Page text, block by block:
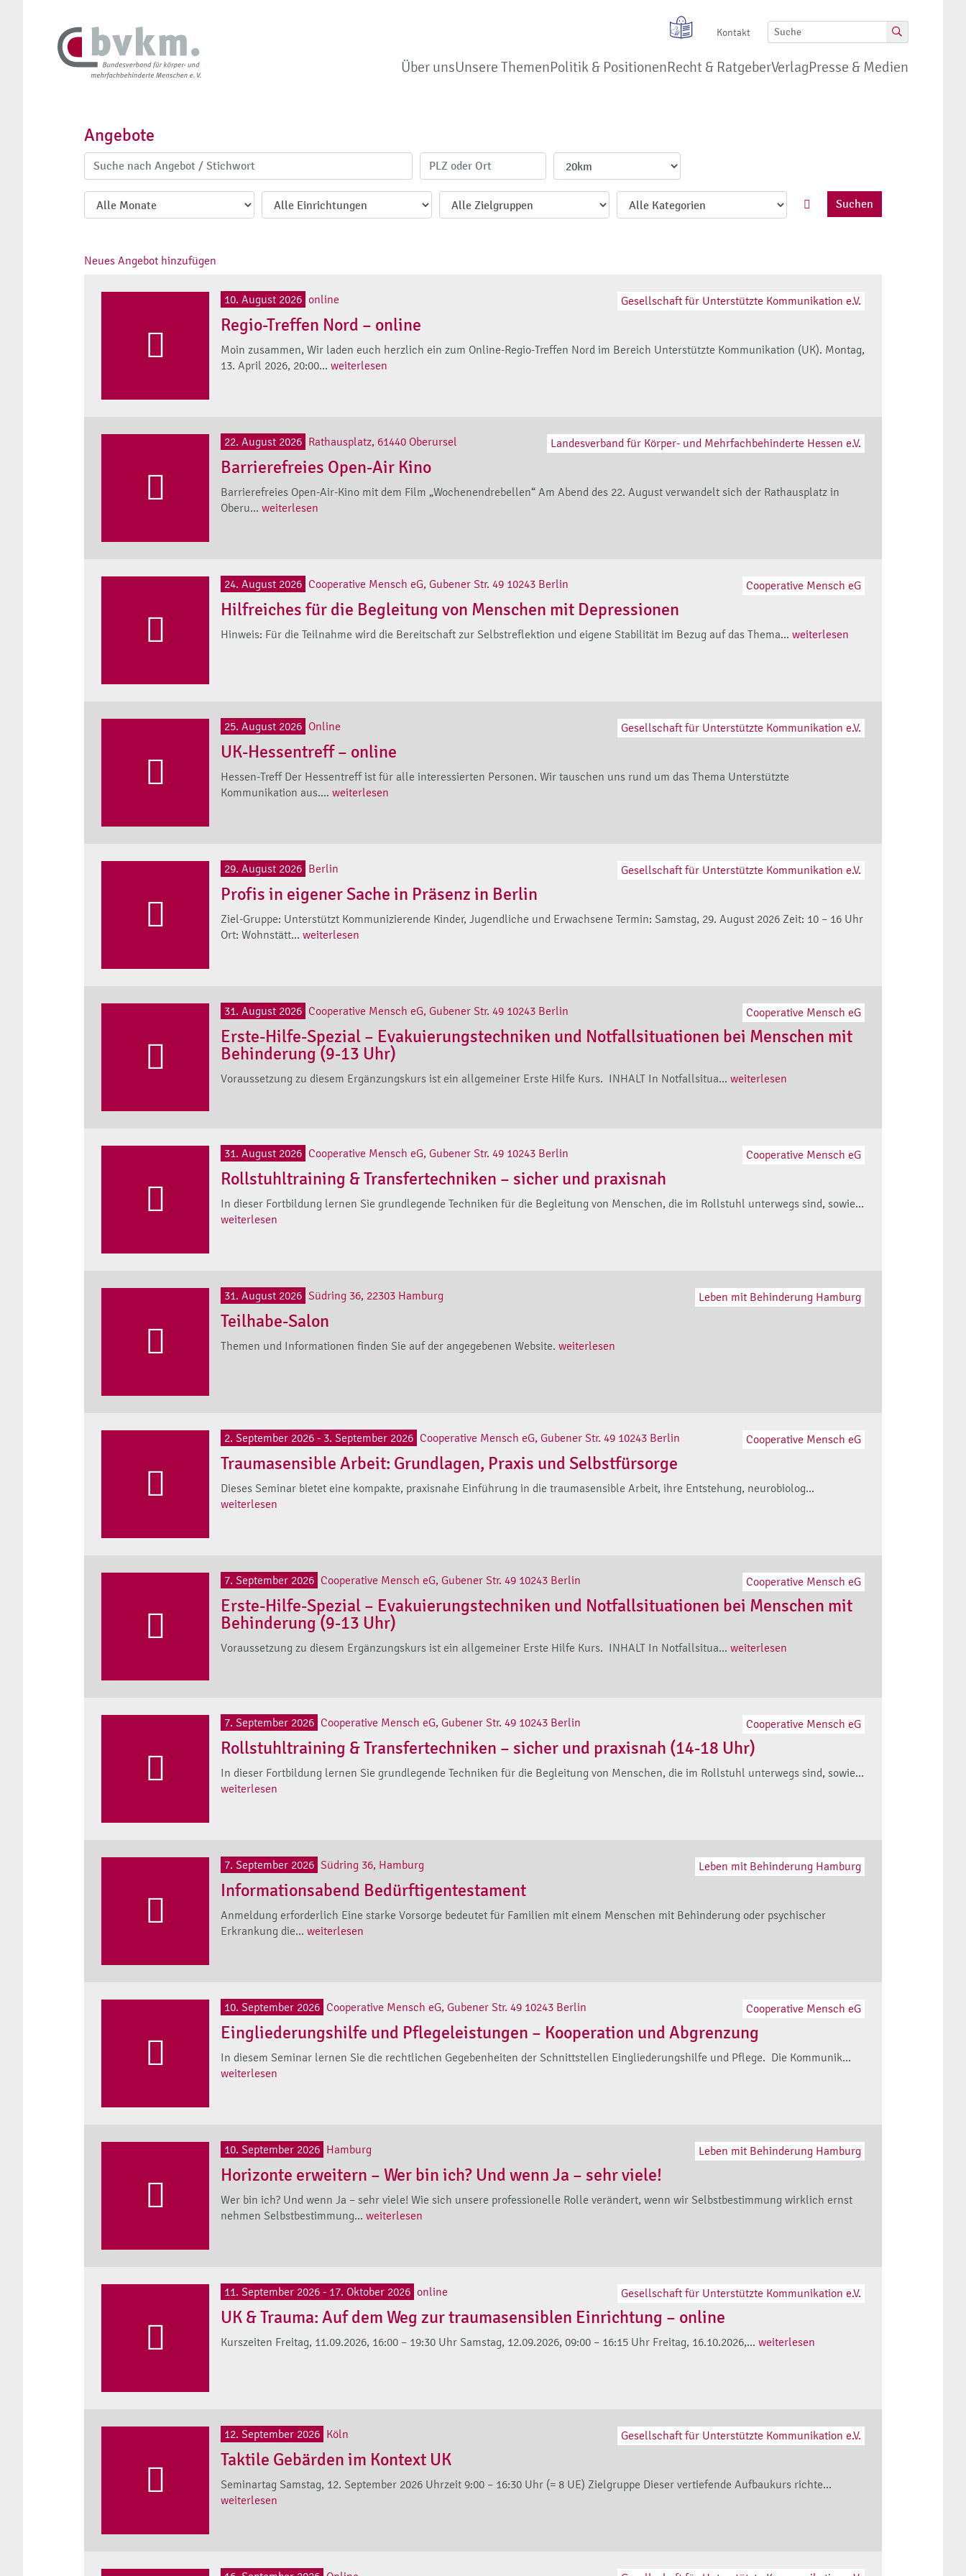
Kontakt
Über unsUnsere ThemenPolitik & PositionenRecht & RatgeberVerlagPresse & Medien
Angebote
Suchen
Neues Angebot hinzufügen
10. August 2026 online Gesellschaft für Unterstützte Kommunikation e.V.
Regio-Treffen Nord – online
Moin zusammen, Wir laden euch herzlich ein zum Online-Regio-Treffen Nord im Bereich Unterstützte Kommunikation (UK). Montag,
13. April 2026, 20:00... weiterlesen
22. August 2026 Rathausplatz, 61440 Oberursel Landesverband für Körper- und Mehrfachbehinderte Hessen e.V.
Barrierefreies Open-Air Kino
Barrierefreies Open-Air-Kino mit dem Film „Wochenendrebellen“ Am Abend des 22. August verwandelt sich der Rathausplatz in
Oberu... weiterlesen
24. August 2026 Cooperative Mensch eG, Gubener Str. 49 10243 Berlin Cooperative Mensch eG
Hilfreiches für die Begleitung von Menschen mit Depressionen
Hinweis: Für die Teilnahme wird die Bereitschaft zur Selbstreflektion und eigene Stabilität im Bezug auf das Thema... weiterlesen
25. August 2026 Online Gesellschaft für Unterstützte Kommunikation e.V.
UK-Hessentreff – online
Hessen-Treff Der Hessentreff ist für alle interessierten Personen. Wir tauschen uns rund um das Thema Unterstützte
Kommunikation aus.... weiterlesen
29. August 2026 Berlin Gesellschaft für Unterstützte Kommunikation e.V.
Profis in eigener Sache in Präsenz in Berlin
Ziel-Gruppe: Unterstützt Kommunizierende Kinder, Jugendliche und Erwachsene Termin: Samstag, 29. August 2026 Zeit: 10 – 16 Uhr
Ort: Wohnstätt... weiterlesen
31. August 2026 Cooperative Mensch eG, Gubener Str. 49 10243 Berlin Cooperative Mensch eG
Erste-Hilfe-Spezial – Evakuierungstechniken und Notfallsituationen bei Menschen mit
Behinderung (9-13 Uhr)
Voraussetzung zu diesem Ergänzungskurs ist ein allgemeiner Erste Hilfe Kurs. INHALT In Notfallsitua... weiterlesen
31. August 2026 Cooperative Mensch eG, Gubener Str. 49 10243 Berlin Cooperative Mensch eG
Rollstuhltraining & Transfertechniken – sicher und praxisnah
In dieser Fortbildung lernen Sie grundlegende Techniken für die Begleitung von Menschen, die im Rollstuhl unterwegs sind, sowie...
weiterlesen
31. August 2026 Südring 36, 22303 Hamburg Leben mit Behinderung Hamburg
Teilhabe-Salon
Themen und Informationen finden Sie auf der angegebenen Website. weiterlesen
2. September 2026 - 3. September 2026 Cooperative Mensch eG, Gubener Str. 49 10243 Berlin Cooperative Mensch eG
Traumasensible Arbeit: Grundlagen, Praxis und Selbstfürsorge
Dieses Seminar bietet eine kompakte, praxisnahe Einführung in die traumasensible Arbeit, ihre Entstehung, neurobiolog...
weiterlesen
7. September 2026 Cooperative Mensch eG, Gubener Str. 49 10243 Berlin Cooperative Mensch eG
Erste-Hilfe-Spezial – Evakuierungstechniken und Notfallsituationen bei Menschen mit
Behinderung (9-13 Uhr)
Voraussetzung zu diesem Ergänzungskurs ist ein allgemeiner Erste Hilfe Kurs. INHALT In Notfallsitua... weiterlesen
7. September 2026 Cooperative Mensch eG, Gubener Str. 49 10243 Berlin Cooperative Mensch eG
Rollstuhltraining & Transfertechniken – sicher und praxisnah (14-18 Uhr)
In dieser Fortbildung lernen Sie grundlegende Techniken für die Begleitung von Menschen, die im Rollstuhl unterwegs sind, sowie...
weiterlesen
7. September 2026 Südring 36, Hamburg Leben mit Behinderung Hamburg
Informationsabend Bedürftigentestament
Anmeldung erforderlich Eine starke Vorsorge bedeutet für Familien mit einem Menschen mit Behinderung oder psychischer
Erkrankung die... weiterlesen
10. September 2026 Cooperative Mensch eG, Gubener Str. 49 10243 Berlin Cooperative Mensch eG
Eingliederungshilfe und Pflegeleistungen – Kooperation und Abgrenzung
In diesem Seminar lernen Sie die rechtlichen Gegebenheiten der Schnittstellen Eingliederungshilfe und Pflege. Die Kommunik...
weiterlesen
10. September 2026 Hamburg Leben mit Behinderung Hamburg
Horizonte erweitern – Wer bin ich? Und wenn Ja – sehr viele!
Wer bin ich? Und wenn Ja – sehr viele! Wie sich unsere professionelle Rolle verändert, wenn wir Selbstbestimmung wirklich ernst
nehmen Selbstbestimmung... weiterlesen
11. September 2026 - 17. Oktober 2026 online Gesellschaft für Unterstützte Kommunikation e.V.
UK & Trauma: Auf dem Weg zur traumasensiblen Einrichtung – online
Kurszeiten Freitag, 11.09.2026, 16:00 – 19:30 Uhr Samstag, 12.09.2026, 09:00 – 16:15 Uhr Freitag, 16.10.2026,... weiterlesen
12. September 2026 Köln Gesellschaft für Unterstützte Kommunikation e.V.
Taktile Gebärden im Kontext UK
Seminartag Samstag, 12. September 2026 Uhrzeit 9:00 – 16:30 Uhr (= 8 UE) Zielgruppe Dieser vertiefende Aufbaukurs richte...
weiterlesen